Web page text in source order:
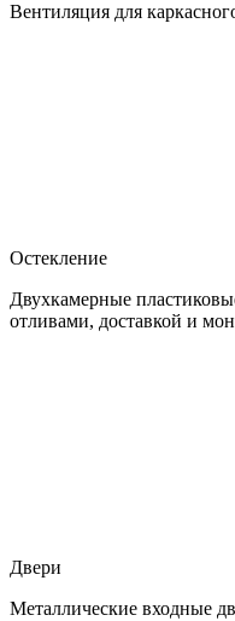
Вентиляция для
Остекление
Двухкамерные
отливами, доставкой и
Двери
Металлические входные